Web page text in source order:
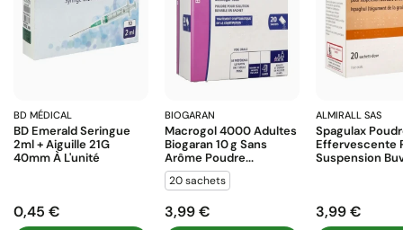
BD MÉDICAL
BD Emerald Seringue
2ml + Aiguille 21G
40mm À L'unité
Prix
0,45 €
BIOGARAN
Macrogol 4000 Adultes
Biogaran 10 G Sans
Arôme Poudre...
20 sachets
Prix
3,99 €
ALMIRALL SAS
Spagulax
Effervescente
Suspension
Prix
3,99 €